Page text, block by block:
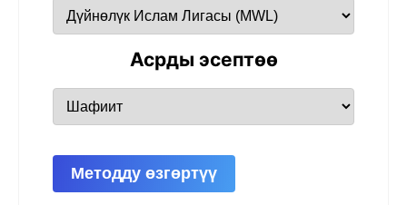
Асрды эсептөө
Методду өзгөртүү